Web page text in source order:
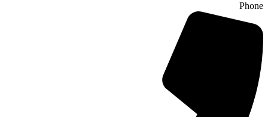
Phone